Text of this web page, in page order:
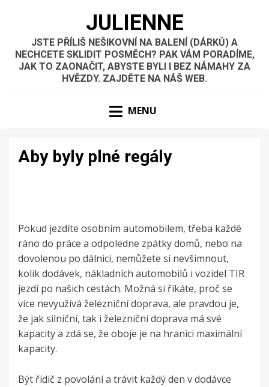
JULIENNE
JSTE PŘÍLIŠ NEŠIKOVNÍ NA BALENÍ (DÁRKŮ) A
NECHCETE SKLIDIT POSMĚCH? PAK VÁM PORADÍME,
JAK TO ZAONAČIT, ABYSTE BYLI I BEZ NÁMAHY ZA
HVĚZDY. ZAJDĚTE NA NÁŠ WEB.
MENU
Aby byly plné regály
Pokud jezdíte osobním automobilem, třeba každé
ráno do práce a odpoledne zpátky domů, nebo na
dovolenou po dálnici, nemůžete si nevšimnout,
kolik dodávek, nákladních automobilů i vozidel TIR
jezdí po našich cestách. Možná si říkáte, proč se
více nevyužívá železniční doprava, ale pravdou je,
že jak silniční, tak i železniční doprava má své
kapacity a zdá se, že oboje je na hranici maximální
kapacity.
Být řidič z povolání a trávit každý den v dodávce